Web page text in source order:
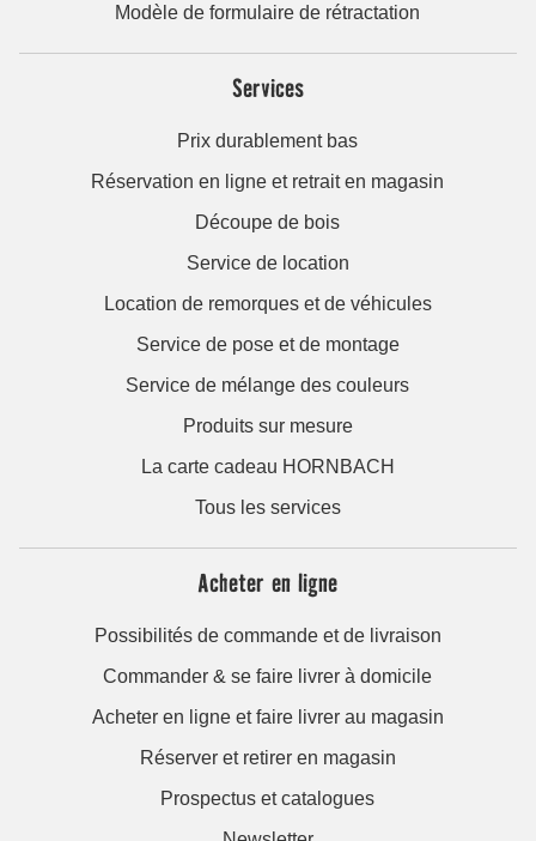
Modèle de formulaire de rétractation
Services
Prix durablement bas
Réservation en ligne et retrait en magasin
Découpe de bois
Service de location
Location de remorques et de véhicules
Service de pose et de montage
Service de mélange des couleurs
Produits sur mesure
La carte cadeau HORNBACH
Tous les services
Acheter en ligne
Possibilités de commande et de livraison
Commander & se faire livrer à domicile
Acheter en ligne et faire livrer au magasin
Réserver et retirer en magasin
Prospectus et catalogues